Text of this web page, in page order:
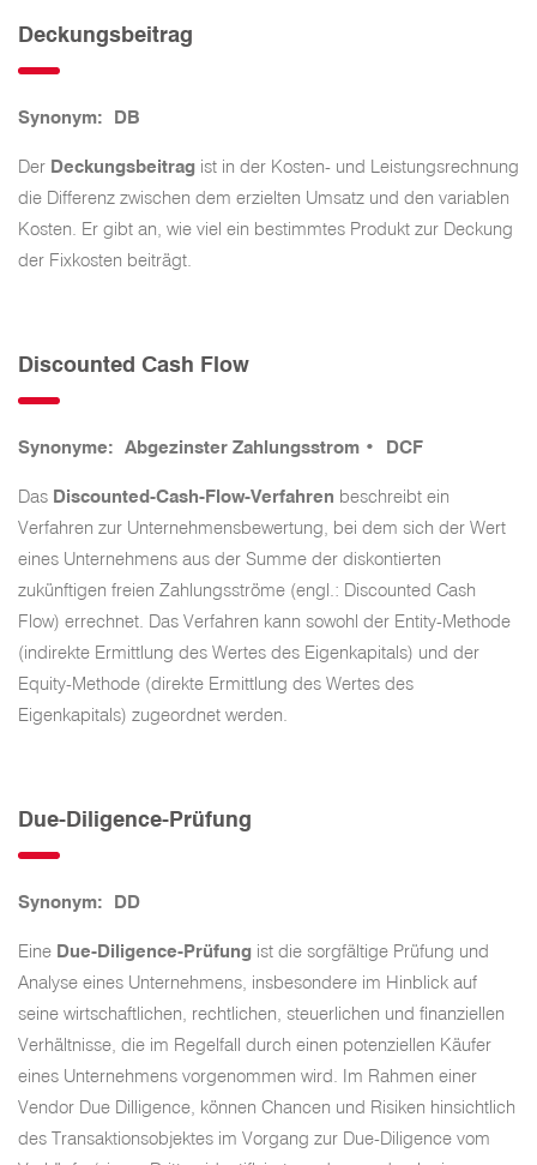
Deckungsbeitrag
Synonym: DB
Der Deckungsbeitrag ist in der Kosten- und Leistungsrechnung
die Differenz zwischen dem erzielten Umsatz und den variablen
Kosten. Er gibt an, wie viel ein bestimmtes Produkt zur Deckung
der Fixkosten beiträgt.
Discounted Cash Flow
Synonyme: Abgezinster Zahlungsstrom • DCF
Das Discounted-Cash-Flow-Verfahren beschreibt ein
Verfahren zur Unternehmensbewertung, bei dem sich der Wert
eines Unternehmens aus der Summe der diskontierten
zukünftigen freien Zahlungsströme (engl.: Discounted Cash
Flow) errechnet. Das Verfahren kann sowohl der Entity-Methode
(indirekte Ermittlung des Wertes des Eigenkapitals) und der
Equity-Methode (direkte Ermittlung des Wertes des
Eigenkapitals) zugeordnet werden.
Due-Diligence-Prüfung
Synonym: DD
Eine Due-Diligence-Prüfung ist die sorgfältige Prüfung und
Analyse eines Unternehmens, insbesondere im Hinblick auf
seine wirtschaftlichen, rechtlichen, steuerlichen und finanziellen
Verhältnisse, die im Regelfall durch einen potenziellen Käufer
eines Unternehmens vorgenommen wird. Im Rahmen einer
Vendor Due Dilligence, können Chancen und Risiken hinsichtlich
des Transaktionsobjektes im Vorgang zur Due-Diligence vom